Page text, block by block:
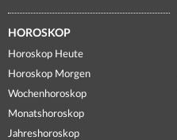
HOROSKOP
Horoskop Heute
Horoskop Morgen
Wochenhoroskop
Monatshoroskop
Jahreshoroskop